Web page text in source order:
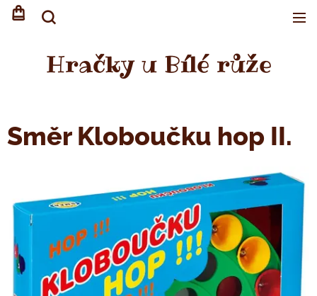
Hračky u Bílé růže
Směr Kloboučku hop II.